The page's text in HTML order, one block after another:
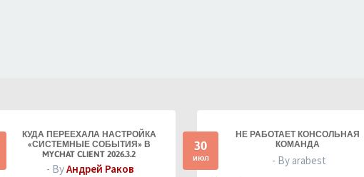
КУДА ПЕРЕЕХАЛА НАСТРОЙКА
«СИСТЕМНЫЕ СОБЫТИЯ» В
MYCHAT CLIENT 2026.3.2
- ByАндрей Раков
30
июл
НЕ РАБОТАЕТ КОНСОЛЬНАЯ
КОМАНДА
- By arabest